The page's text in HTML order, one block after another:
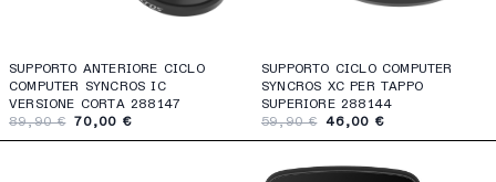
SUPPORTO ANTERIORE CICLO
COMPUTER SYNCROS IC
VERSIONE CORTA 288147
89,90 €
70,00 €
SUPPORTO CICLO COMPUTER
SYNCROS XC PER TAPPO
SUPERIORE 288144
59,90 €
46,00 €